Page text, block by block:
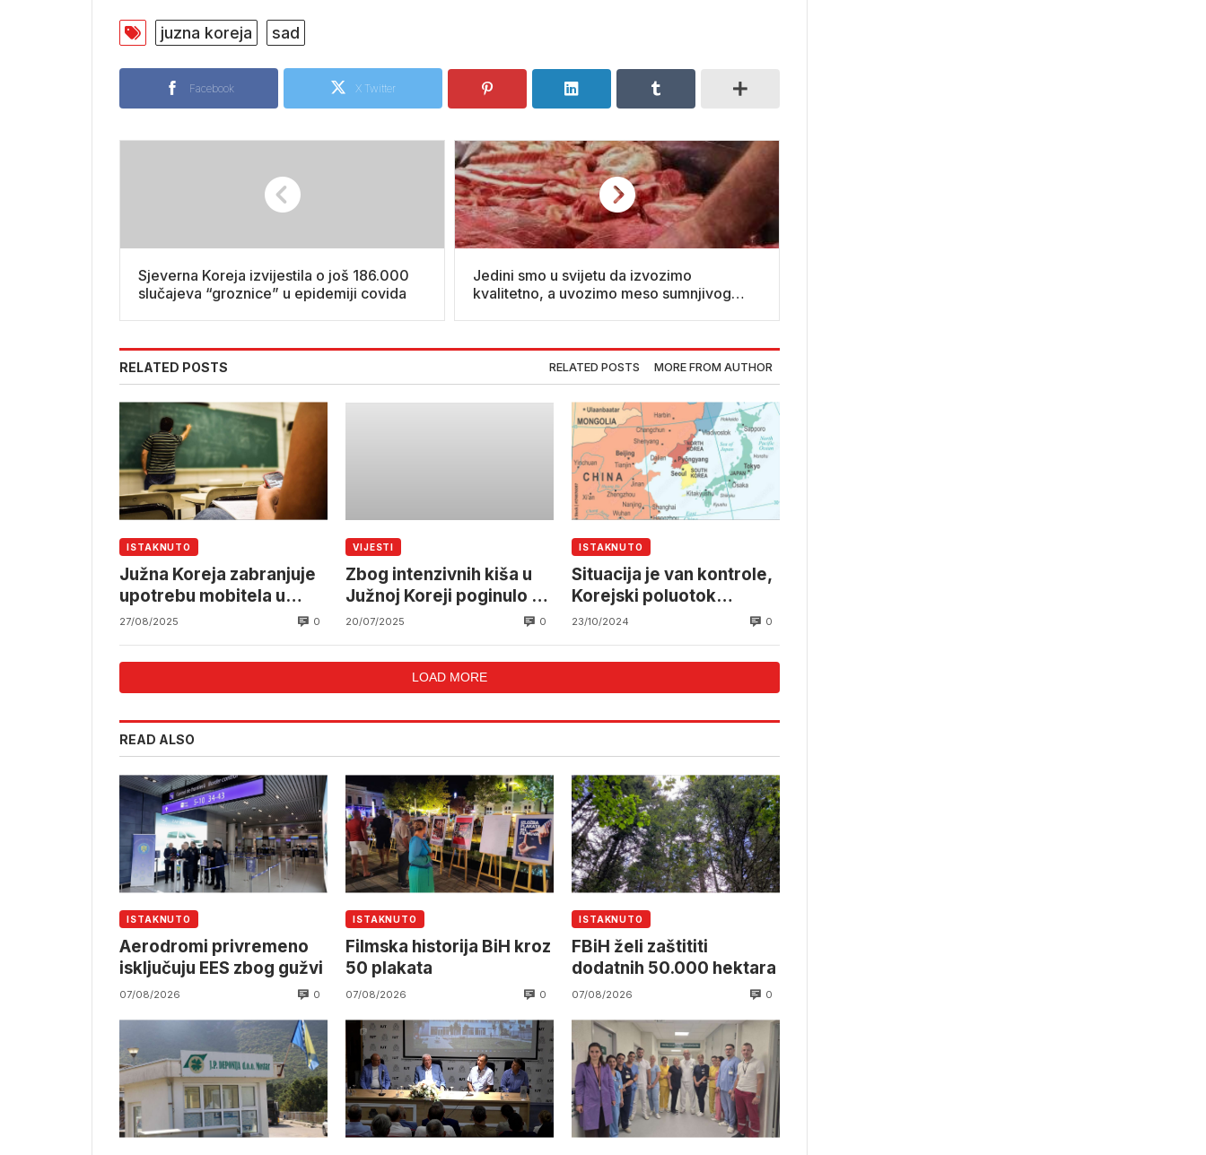
juzna koreja sad
Facebook X Twitter
Sjeverna Koreja izvijestila o još 186.000
slučajeva “groznice” u epidemiji covida
Jedini smo u svijetu da izvozimo
kvalitetno, a uvozimo meso sumnjivog
RELATED POSTS RELATED POSTS MORE FROM AUTHOR
ISTAKNUTO
Južna Koreja zabranjuje
upotrebu mobitela u
školama
27/08/2025 0
VIJESTI
Zbog intenzivnih kiša u
Južnoj Koreji poginulo 14
ljudi, a 12 ih se smatra
20/07/2025 0
ISTAKNUTO
Situacija je van kontrole,
Korejski poluotok
aktivno se uključuje u rat
23/10/2024 0
LOAD MORE
READ ALSO
ISTAKNUTO
Aerodromi privremeno
isključuju EES zbog gužvi
07/08/2026 0
ISTAKNUTO
Filmska historija BiH kroz
50 plakata
07/08/2026 0
ISTAKNUTO
FBiH želi zaštititi
dodatnih 50.000 hektara
07/08/2026 0